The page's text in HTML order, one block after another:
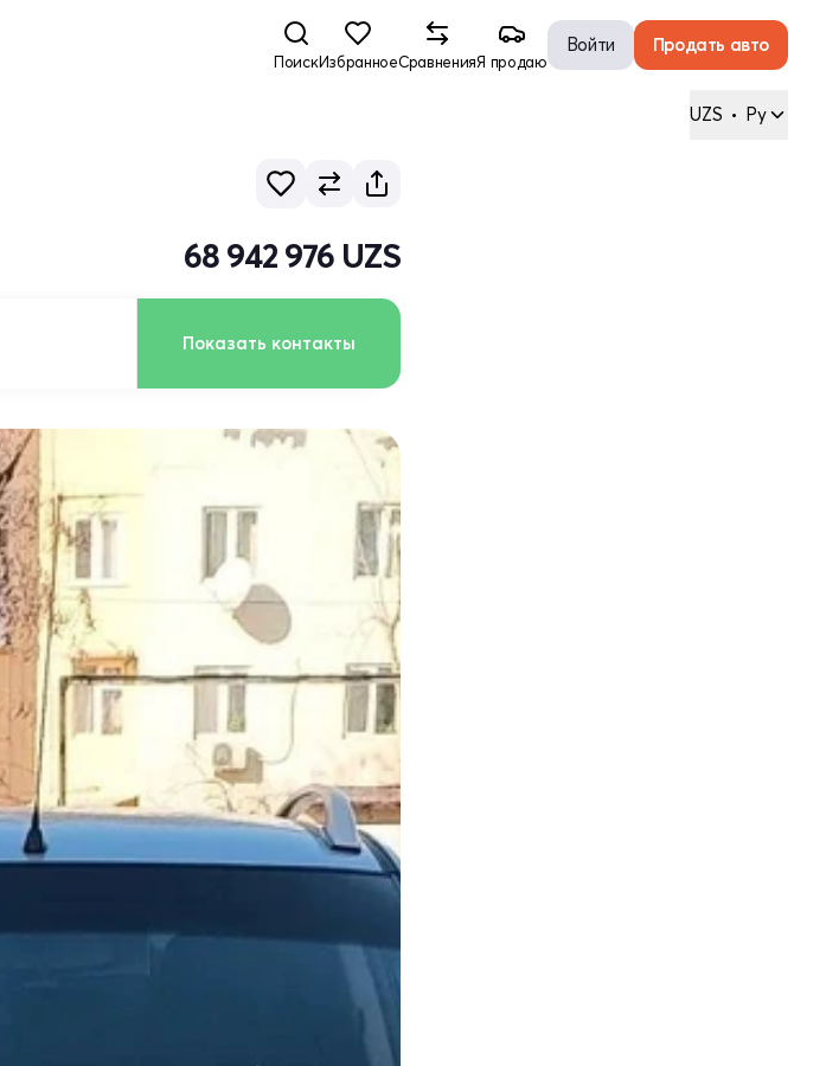
ПоискИзбранноеСравненияЯ продаю
Войти Продать авто
UZS • Ру
68 942 976 UZS
Показать контакты